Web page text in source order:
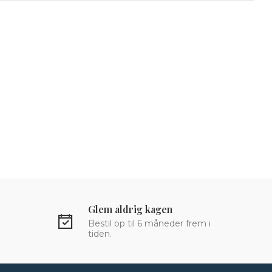
Glem aldrig kagen
Bestil op til 6 måneder frem i
tiden.